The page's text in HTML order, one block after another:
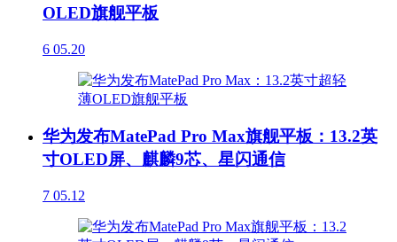
OLED旗舰平板
6 05.20
华为发布MatePad Pro Max旗舰平板：13.2英
寸OLED屏、麒麟9芯、星闪通信
7 05.12